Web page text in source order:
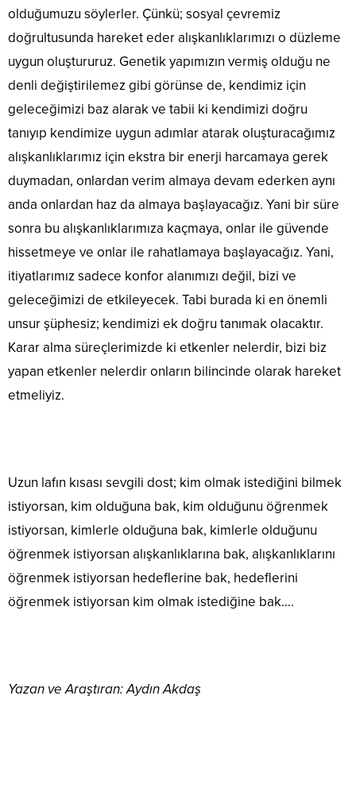
olduğumuzu söylerler. Çünkü; sosyal çevremiz
doğrultusunda hareket eder alışkanlıklarımızı o düzleme
uygun oluştururuz. Genetik yapımızın vermiş olduğu ne
denli değiştirilemez gibi görünse de, kendimiz için
geleceğimizi baz alarak ve tabii ki kendimizi doğru
tanıyıp kendimize uygun adımlar atarak oluşturacağımız
alışkanlıklarımız için ekstra bir enerji harcamaya gerek
duymadan, onlardan verim almaya devam ederken aynı
anda onlardan haz da almaya başlayacağız. Yani bir süre
sonra bu alışkanlıklarımıza kaçmaya, onlar ile güvende
hissetmeye ve onlar ile rahatlamaya başlayacağız. Yani,
itiyatlarımız sadece konfor alanımızı değil, bizi ve
geleceğimizi de etkileyecek. Tabi burada ki en önemli
unsur şüphesiz; kendimizi ek doğru tanımak olacaktır.
Karar alma süreçlerimizde ki etkenler nelerdir, bizi biz
yapan etkenler nelerdir onların bilincinde olarak hareket
etmeliyiz.
Uzun lafın kısası sevgili dost; kim olmak istediğini bilmek
istiyorsan, kim olduğuna bak, kim olduğunu öğrenmek
istiyorsan, kimlerle olduğuna bak, kimlerle olduğunu
öğrenmek istiyorsan alışkanlıklarına bak, alışkanlıklarını
öğrenmek istiyorsan hedeflerine bak, hedeflerini
öğrenmek istiyorsan kim olmak istediğine bak….
Yazan ve Araştıran: Aydın Akdaş